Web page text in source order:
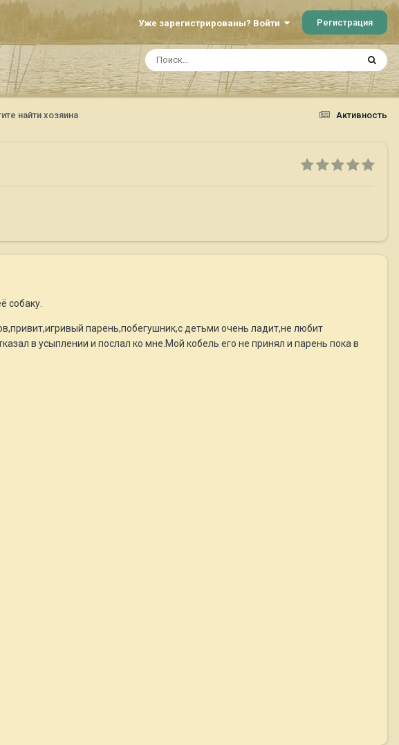
Уже зарегистрированы? Войти Регистрация
Активность
найти хозяина
собаку.
парень,побегушник,с детьми очень ладит,не любит
в усыплении и послал ко мне.Мой кобель его не принял и парень пока в